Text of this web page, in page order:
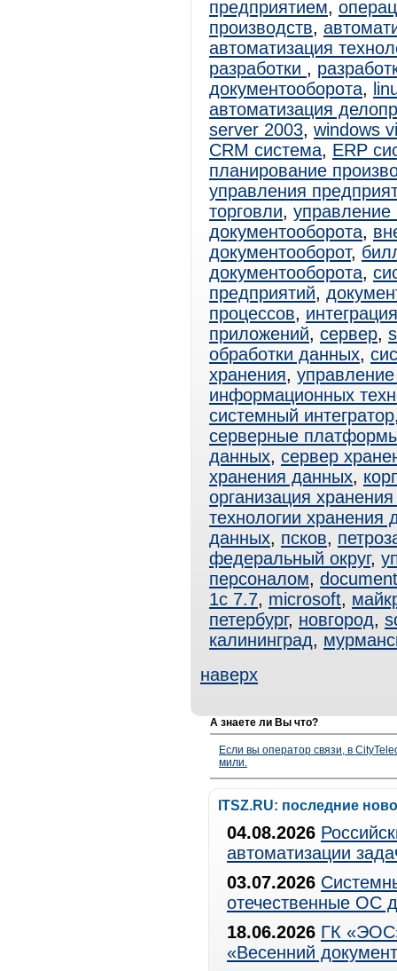
предприятием,
производств,
автоматизация
разработки ,
документооборота,
автоматизация
server 2003, windows
CRM система, ERP
планирование
управления
торговли, управление
документооборота,
документооборот,
документооборота,
предприятий,
процессов, интеграция
приложений, сервер,
обработки данных,
хранения,
информационных
системный интегратор
серверные
данных, сервер
хранения данных,
организация
технологии хранения
данных, псков,
федеральный округ,
персоналом,
1с 7.7, microsoft,
петербург, новгород,
калининград,
наверх
А знаете ли Вы что?
Если вы оператор связи, в
мили.
ITSZ.RU: последние
04.08.2026
автоматизации
03.07.2026
отечественные ОС
18.06.2026 ГК
«Весенний